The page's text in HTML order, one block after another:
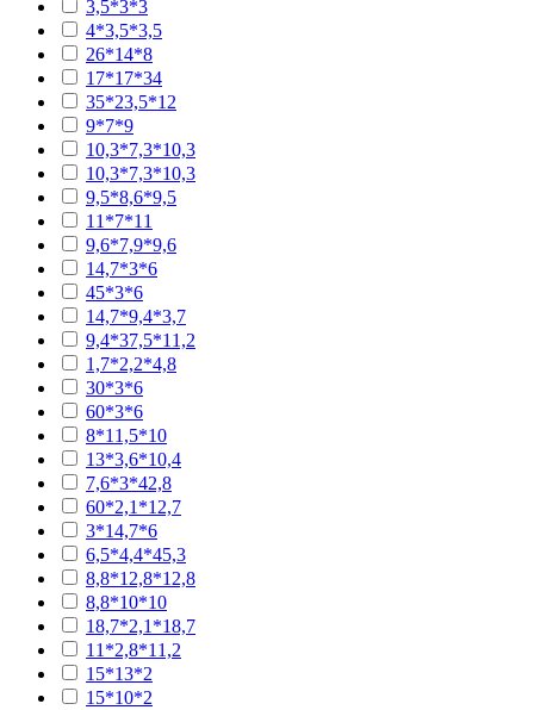
3,5*3*3
4*3,5*3,5
26*14*8
17*17*34
35*23,5*12
9*7*9
10,3*7,3*10,3
10,3*7,3*10,3
9,5*8,6*9,5
11*7*11
9,6*7,9*9,6
14,7*3*6
45*3*6
14,7*9,4*3,7
9,4*37,5*11,2
1,7*2,2*4,8
30*3*6
60*3*6
8*11,5*10
13*3,6*10,4
7,6*3*42,8
60*2,1*12,7
3*14,7*6
6,5*4,4*45,3
8,8*12,8*12,8
8,8*10*10
18,7*2,1*18,7
11*2,8*11,2
15*13*2
15*10*2